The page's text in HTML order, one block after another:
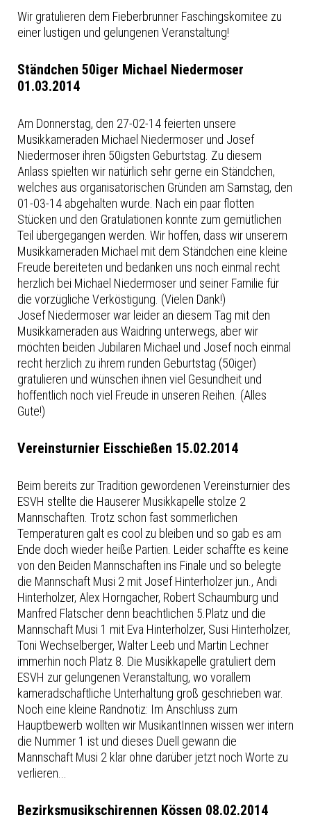
Wir gratulieren dem Fieberbrunner Faschingskomitee zu
einer lustigen und gelungenen Veranstaltung!
Ständchen 50iger Michael Niedermoser
01.03.2014
Am Donnerstag, den 27-02-14 feierten unsere
Musikkameraden Michael Niedermoser und Josef
Niedermoser ihren 50igsten Geburtstag. Zu diesem
Anlass spielten wir natürlich sehr gerne ein Ständchen,
welches aus organisatorischen Gründen am Samstag, den
01-03-14 abgehalten wurde. Nach ein paar flotten
Stücken und den Gratulationen konnte zum gemütlichen
Teil übergegangen werden. Wir hoffen, dass wir unserem
Musikkameraden Michael mit dem Ständchen eine kleine
Freude bereiteten und bedanken uns noch einmal recht
herzlich bei Michael Niedermoser und seiner Familie für
die vorzügliche Verköstigung. (Vielen Dank!)
Josef Niedermoser war leider an diesem Tag mit den
Musikkameraden aus Waidring unterwegs, aber wir
möchten beiden Jubilaren Michael und Josef noch einmal
recht herzlich zu ihrem runden Geburtstag (50iger)
gratulieren und wünschen ihnen viel Gesundheit und
hoffentlich noch viel Freude in unseren Reihen. (Alles
Gute!)
Vereinsturnier Eisschießen 15.02.2014
Beim bereits zur Tradition gewordenen Vereinsturnier des
ESVH stellte die Hauserer Musikkapelle stolze 2
Mannschaften. Trotz schon fast sommerlichen
Temperaturen galt es cool zu bleiben und so gab es am
Ende doch wieder heiße Partien. Leider schaffte es keine
von den Beiden Mannschaften ins Finale und so belegte
die Mannschaft Musi 2 mit Josef Hinterholzer jun., Andi
Hinterholzer, Alex Horngacher, Robert Schaumburg und
Manfred Flatscher denn beachtlichen 5.Platz und die
Mannschaft Musi 1 mit Eva Hinterholzer, Susi Hinterholzer,
Toni Wechselberger, Walter Leeb und Martin Lechner
immerhin noch Platz 8. Die Musikkapelle gratuliert dem
ESVH zur gelungenen Veranstaltung, wo vorallem
kameradschaftliche Unterhaltung groß geschrieben war.
Noch eine kleine Randnotiz: Im Anschluss zum
Hauptbewerb wollten wir MusikantInnen wissen wer intern
die Nummer 1 ist und dieses Duell gewann die
Mannschaft Musi 2 klar ohne darüber jetzt noch Worte zu
verlieren...
Bezirksmusikschirennen Kössen 08.02.2014